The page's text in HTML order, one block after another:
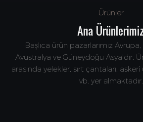
Ürünler
Ana
Başlıca ürün pazarlarımız
Avustralya ve Güneydoğu Asya'dır.
arasında yelekler, sırt çantaları,
vb. yer almaktadır.